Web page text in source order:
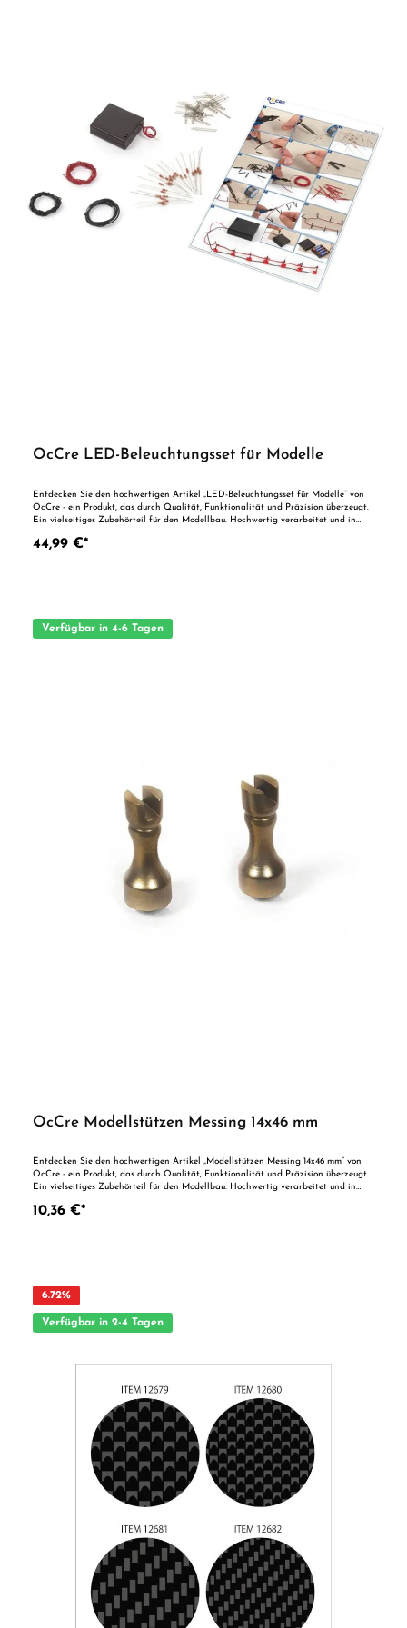
OcCre LED-Beleuchtungsset für Modelle
Entdecken Sie den hochwertigen Artikel „LED-Beleuchtungsset für Modelle“ von
OcCre - ein Produkt, das durch Qualität, Funktionalität und Präzision überzeugt.
Ein vielseitiges Zubehörteil für den Modellbau. Hochwertig verarbeitet und in
44,99 €*
Verfügbar in 4-6 Tagen
OcCre Modellstützen Messing 14x46 mm
Entdecken Sie den hochwertigen Artikel „Modellstützen Messing 14x46 mm“ von
OcCre - ein Produkt, das durch Qualität, Funktionalität und Präzision überzeugt.
Ein vielseitiges Zubehörteil für den Modellbau. Hochwertig verarbeitet und in
10,36 €*
6.72%
Verfügbar in 2-4 Tagen